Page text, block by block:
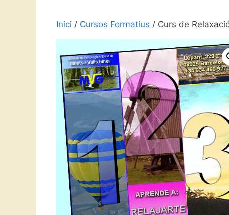
Inici / Cursos Formatius / Curs de